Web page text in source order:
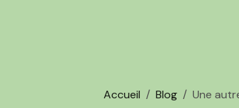
Accueil Blog Une